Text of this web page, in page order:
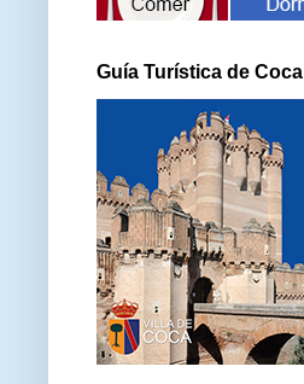
Guía Turística de Coca